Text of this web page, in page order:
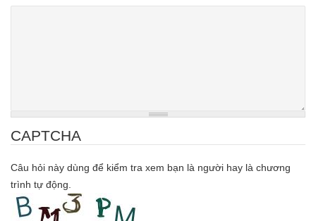
CAPTCHA
Câu hỏi này dùng để kiểm tra xem bạn là người hay là chương
trình tự động.